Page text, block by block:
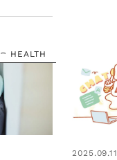
HEALTH
2025.09.11